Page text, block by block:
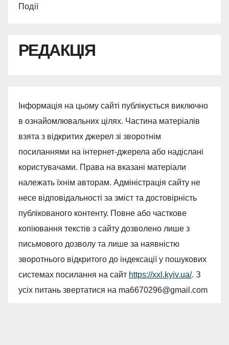
Події
РЕДАКЦІЯ
Інформація на цьому сайті публікується виключно
в ознайомлювальних цілях. Частина матеріалів
взята з відкритих джерел зі зворотнім
посиланнями на інтернет-джерела або надіслані
користувачами. Права на вказані матеріали
належать їхнім авторам. Адміністрація сайту не
несе відповідальності за зміст та достовірність
публікованого контенту. Повне або часткове
копіювання текстів з сайту дозволено лише з
письмового дозволу та лише за наявністю
зворотнього відкритого до індексації у пошукових
системах посилання на сайт https://xxl.kyiv.ua/. З
усіх питань звертатися на ma6670296@gmail.com